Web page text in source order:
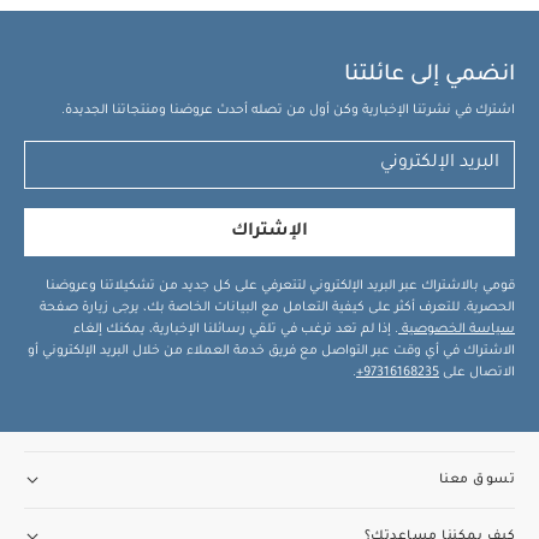
طقم شرشف سلة موسى بحواف مطاطية بلون أبيض كريمي - قطعتان
انضمي إلى عائلتنا
اشترك في نشرتنا الإخبارية وكن أول من تصله أحدث عروضنا ومنتجاتنا الجديدة.
الإشتراك
قومي بالاشتراك عبر البريد الإلكتروني لتتعرفي على كل جديد من تشكيلاتنا وعروضنا
الحصرية. للتعرف أكثر على كيفية التعامل مع البيانات الخاصة بك، يرجى زيارة صفحة
سياسة الخصوصية . إذا لم تعد ترغب في تلقي رسائلنا الإخبارية، يمكنك إلغاء
الاشتراك في أي وقت عبر التواصل مع فريق خدمة العملاء من خلال البريد الإلكتروني أو
الاتصال على 97316168235+
.
تسوق معنا